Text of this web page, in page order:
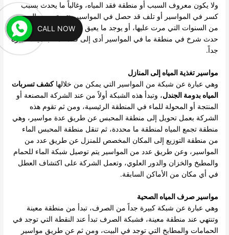
ولا يكون معروف السبب أو منطقة فقد المياه، وغالباً ما يحدث بسبب
كسر في المواسير أو تلف قد حصل في المواسير، نتيجة مرور العديد
من السنوات التي مرت عليها، أو يوجد ما يعيق حركة المياه، أو يمكن
حدث شرخ في منطقة ما في المواسير أدى إلى فقد الماء بكميات كبيرة
جداً.
مواسير تغذية المياه إلى المنازل
وهي عبارة عن شبكة من المواسير التي يمكن من خلالهاكشف تسربات
المياه بدومة الجندل، وتبدأ هذه الشبكة أولاً من عند الشركة المصنعة أو
المنتجة أو المحولة للماء في المنطقة الرئيسية، ومن ثم تقوم هذه
الشركة بعمل تحويل إلى منطقة المحبس عن طريق عدة مواسير، وهي
منطقة تجمع المياه لمنطقة ما محددة، ثم تنقل منطقة المحبس الماء
من منطقة التوزيع إلى المكان المخصص للمنزل عن طريق عدد من
المواسير، وعن طريق عدد من المواسير يتم توصيل شبكة الماء للحمام
والمطبخ والخزان والدور العلوي، وتعمل الشركة على اكتشاف العطل
في أي مكان من الأماكن السابقة.
مواسير صرف المياه الصحية
وهي عبارة عن شبكة كبيرة جداً من الصرف، تبدأ من منطقة معينة
وتنتهي عند منطقة معينة، فشبكة الصرف تبدأ عند النقطة التي توجد في
الحمامات والمطابخ التي توجد في البيت، ومن ثم عن طريق مواسير
CALL NOW